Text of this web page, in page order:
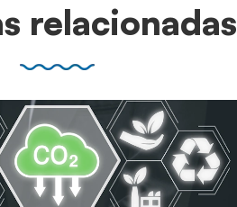
relacionadas